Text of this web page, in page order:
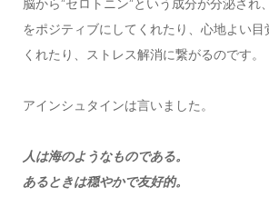
脳から”セロトニン”という成分が分泌され
をポジティブにしてくれたり、心地よい目
くれたり、ストレス解消に繋がるのです。
アインシュタインは言いました。
人は海のようなものである。
あるときは穏やかで友好的。